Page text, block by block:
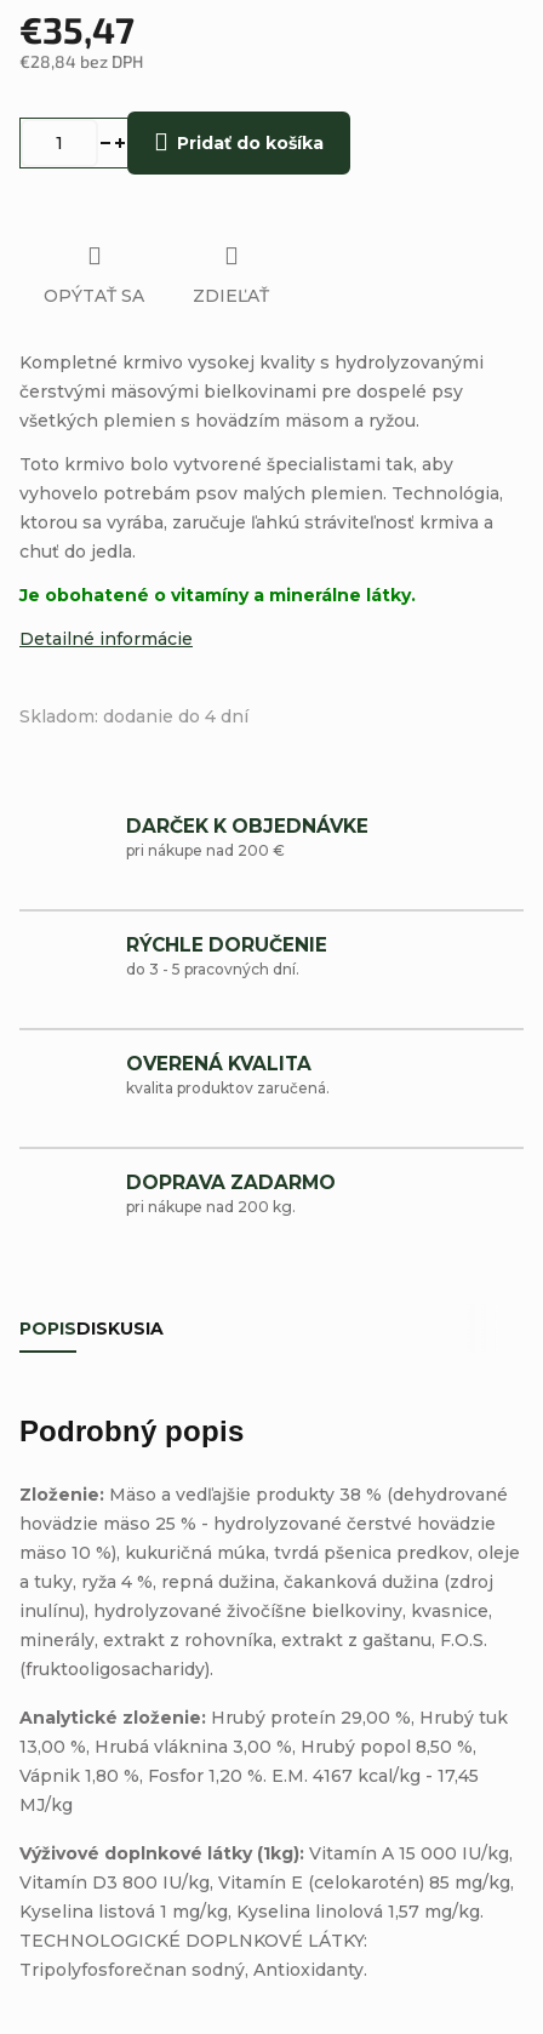
€35,47
€28,84 bez DPH
Skladom: dodanie do 4 dní
Pridať do košíka
Kompletné krmivo vysokej kvality s hydrolyzovanými
čerstvými mäsovými bielkovinami pre dospelé psy
všetkých plemien s hovädzím mäsom a ryžou.
Toto krmivo bolo vytvorené špecialistami tak, aby
vyhovelo potrebám psov malých plemien. Technológia,
ktorou sa vyrába, zaručuje ľahkú stráviteľnosť krmiva a
chuť do jedla.
Je obohatené o vitamíny a minerálne látky.
Detailné informácie
OPÝTAŤ SA ZDIEĽAŤ
DARČEK K OBJEDNÁVKE
pri nákupe nad 200 €
RÝCHLE DORUČENIE
do 3 - 5 pracovných dní.
OVERENÁ KVALITA
kvalita produktov zaručená.
DOPRAVA ZADARMO
pri nákupe nad 200 kg.
POPISDISKUSIA
Podrobný popis
Zloženie: Mäso a vedľajšie produkty 38 % (dehydrované
hovädzie mäso 25 % - hydrolyzované čerstvé hovädzie
mäso 10 %), kukuričná múka, tvrdá pšenica predkov, oleje
a tuky, ryža 4 %, repná dužina, čakanková dužina (zdroj
inulínu), hydrolyzované živočíšne bielkoviny, kvasnice,
minerály, extrakt z rohovníka, extrakt z gaštanu, F.O.S.
(fruktooligosacharidy).
Analytické zloženie: Hrubý proteín 29,00 %, Hrubý tuk
13,00 %, Hrubá vláknina 3,00 %, Hrubý popol 8,50 %,
Vápnik 1,80 %, Fosfor 1,20 %. E.M. 4167 kcal/kg - 17,45
MJ/kg
Výživové doplnkové látky (1kg): Vitamín A 15 000 IU/kg,
Vitamín D3 800 IU/kg, Vitamín E (celokarotén) 85 mg/kg,
Kyselina listová 1 mg/kg, Kyselina linolová 1,57 mg/kg.
TECHNOLOGICKÉ DOPLNKOVÉ LÁTKY:
Tripolyfosforečnan sodný, Antioxidanty.